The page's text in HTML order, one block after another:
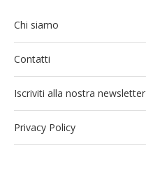
Chi siamo
Contatti
Iscriviti alla nostra newsletter
Privacy Policy